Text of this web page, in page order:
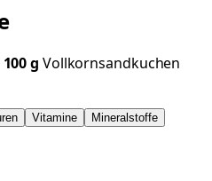
100g Vollkornsandkuchen
Vitamine Mineralstoffe